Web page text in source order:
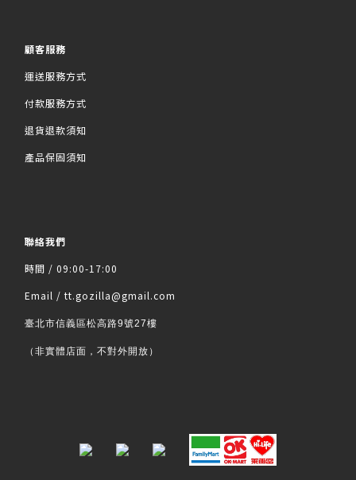
顧客服務
運送服務方式
付款服務方式
退貨退款須知
產品保固須知
聯絡我們
時間 / 09:00-17:00
Email / tt.gozilla@gmail.com
臺北市信義區松高路9號27樓
（非實體店面，不對外開放）